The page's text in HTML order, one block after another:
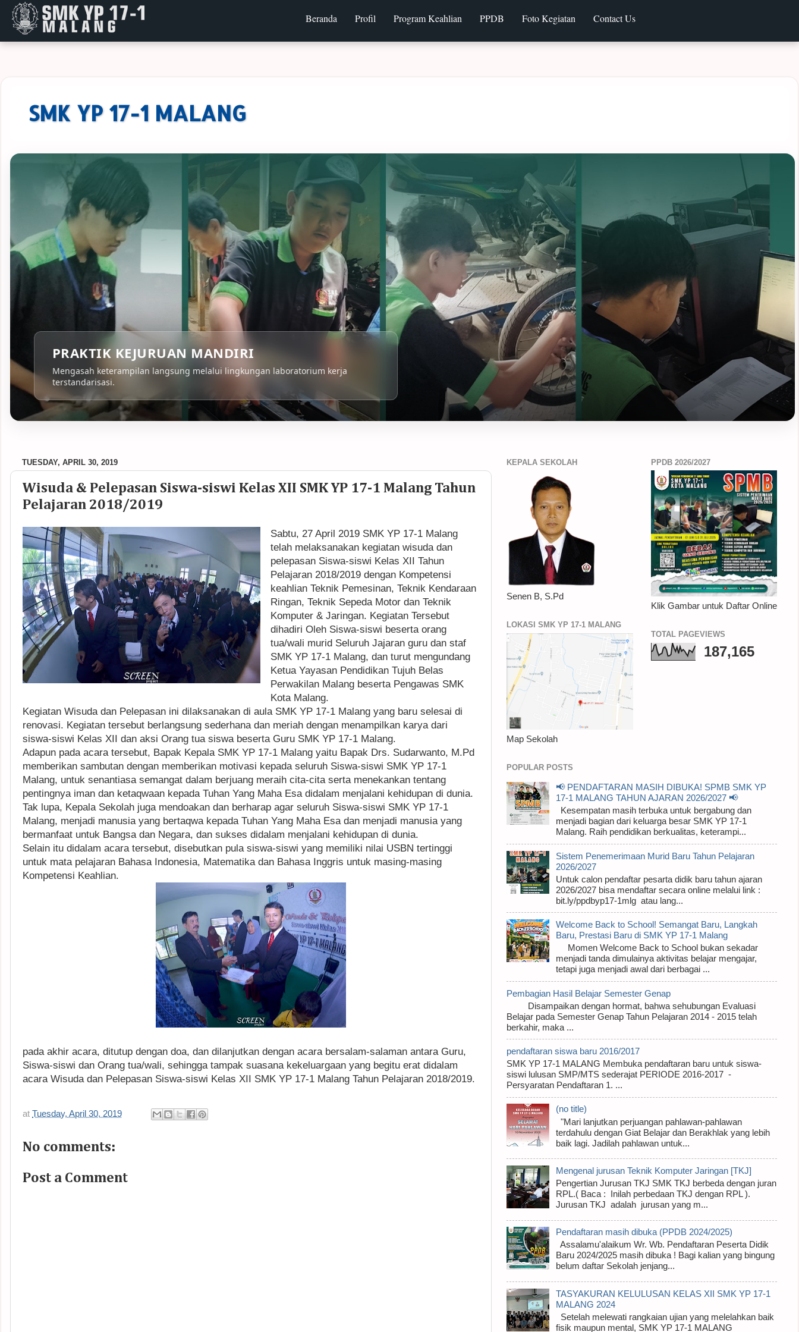
Beranda Profil Program Keahlian PPDB Foto Kegiatan Contact Us
SMK YP 17-1 MALANG
PRAKTIK KEJURUAN MANDIRI
Mengasah keterampilan langsung melalui lingkungan laboratorium kerja
terstandarisasi.
TUESDAY, APRIL 30, 2019
Wisuda & Pelepasan Siswa-siswi Kelas XII SMK YP 17-1 Malang Tahun
Pelajaran 2018/2019
Sabtu, 27 April 2019 SMK YP 17-1 Malang
telah melaksanakan kegiatan wisuda dan
pelepasan Siswa-siswi Kelas XII Tahun
Pelajaran 2018/2019 dengan Kompetensi
keahlian Teknik Pemesinan, Teknik Kendaraan
Ringan, Teknik Sepeda Motor dan Teknik
Komputer & Jaringan. Kegiatan Tersebut
dihadiri Oleh Siswa-siswi beserta orang
tua/wali murid Seluruh Jajaran guru dan staf
SMK YP 17-1 Malang, dan turut mengundang
Ketua Yayasan Pendidikan Tujuh Belas
Perwakilan Malang beserta Pengawas SMK
Kota Malang.
Kegiatan Wisuda dan Pelepasan ini dilaksanakan di aula SMK YP 17-1 Malang yang baru selesai di
renovasi. Kegiatan tersebut berlangsung sederhana dan meriah dengan menampilkan karya dari
siswa-siswi Kelas XII dan aksi Orang tua siswa beserta Guru SMK YP 17-1 Malang.
Adapun pada acara tersebut, Bapak Kepala SMK YP 17-1 Malang yaitu Bapak Drs. Sudarwanto, M.Pd
memberikan sambutan dengan memberikan motivasi kepada seluruh Siswa-siswi SMK YP 17-1
Malang, untuk senantiasa semangat dalam berjuang meraih cita-cita serta menekankan tentang
pentingnya iman dan ketaqwaan kepada Tuhan Yang Maha Esa didalam menjalani kehidupan di dunia.
Tak lupa, Kepala Sekolah juga mendoakan dan berharap agar seluruh Siswa-siswi SMK YP 17-1
Malang, menjadi manusia yang bertaqwa kepada Tuhan Yang Maha Esa dan menjadi manusia yang
bermanfaat untuk Bangsa dan Negara, dan sukses didalam menjalani kehidupan di dunia.
Selain itu didalam acara tersebut, disebutkan pula siswa-siswi yang memiliki nilai USBN tertinggi
untuk mata pelajaran Bahasa Indonesia, Matematika dan Bahasa Inggris untuk masing-masing
Kompetensi Keahlian.
pada akhir acara, ditutup dengan doa, dan dilanjutkan dengan acara bersalam-salaman antara Guru,
Siswa-siswi dan Orang tua/wali, sehingga tampak suasana kekeluargaan yang begitu erat didalam
acara Wisuda dan Pelepasan Siswa-siswi Kelas XII SMK YP 17-1 Malang Tahun Pelajaran 2018/2019.
at Tuesday, April 30, 2019
No comments:
Post a Comment
KEPALA SEKOLAH
Senen B, S.Pd
LOKASI SMK YP 17-1 MALANG
Map Sekolah
PPDB 2026/2027
Klik Gambar untuk Daftar Online
TOTAL PAGEVIEWS
187,165
POPULAR POSTS
📢 PENDAFTARAN MASIH DIBUKA! SPMB SMK YP
17-1 MALANG TAHUN AJARAN 2026/2027 📢
Kesempatan masih terbuka untuk bergabung dan
menjadi bagian dari keluarga besar SMK YP 17-1
Malang. Raih pendidikan berkualitas, keterampi...
Sistem Penemerimaan Murid Baru Tahun Pelajaran
2026/2027
Untuk calon pendaftar pesarta didik baru tahun ajaran
2026/2027 bisa mendaftar secara online melalui link :
bit.ly/ppdbyp17-1mlg atau lang...
Welcome Back to School! Semangat Baru, Langkah
Baru, Prestasi Baru di SMK YP 17-1 Malang
Momen Welcome Back to School bukan sekadar
menjadi tanda dimulainya aktivitas belajar mengajar,
tetapi juga menjadi awal dari berbagai ...
Pembagian Hasil Belajar Semester Genap
Disampaikan dengan hormat, bahwa sehubungan Evaluasi
Belajar pada Semester Genap Tahun Pelajaran 2014 - 2015 telah
berkahir, maka ...
pendaftaran siswa baru 2016/2017
SMK YP 17-1 MALANG Membuka pendaftaran baru untuk siswa-
siswi lulusan SMP/MTS sederajat PERIODE 2016-2017 -
Persyaratan Pendaftaran 1. ...
(no title)
"Mari lanjutkan perjuangan pahlawan-pahlawan
terdahulu dengan Giat Belajar dan Berakhlak yang lebih
baik lagi. Jadilah pahlawan untuk...
Mengenal jurusan Teknik Komputer Jaringan [TKJ]
Pengertian Jurusan TKJ SMK TKJ berbeda dengan juran
RPL.( Baca : Inilah perbedaan TKJ dengan RPL ).
Jurusan TKJ adalah jurusan yang m...
Pendaftaran masih dibuka (PPDB 2024/2025)
Assalamu'alaikum Wr. Wb. Pendaftaran Peserta Didik
Baru 2024/2025 masih dibuka ! Bagi kalian yang bingung
belum daftar Sekolah jenjang...
TASYAKURAN KELULUSAN KELAS XII SMK YP 17-1
MALANG 2024
Setelah melewati rangkaian ujian yang melelahkan baik
fisik maupun mental, SMK YP 17-1 MALANG